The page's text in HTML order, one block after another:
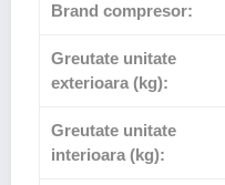
Brand compresor:
Greutate unitate
exterioara (kg):
Greutate unitate
interioara (kg):